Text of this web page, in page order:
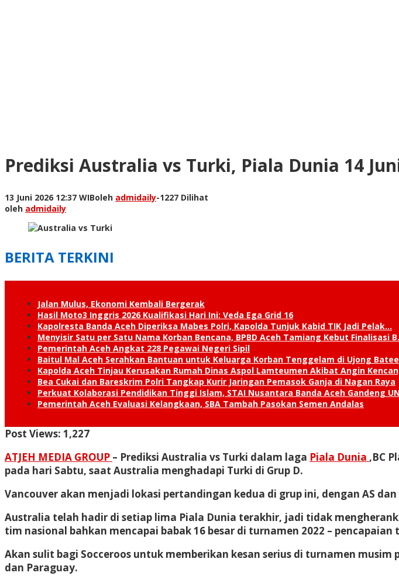
Prediksi Australia vs Turki, Piala Dunia 14
13 Juni 2026 12:37 WIBoleh admidaily-1227 Dilihat
oleh admidaily
BERITA TERKINI
Jalan Mulus, Ekonomi Kembali Bergerak
Hasil Moto3 Inggris 2026 Kualifikasi Hari Ini: Veda Ega Grid 16
Kapolresta Banda Aceh Diperiksa Mabes Polri, Kapolda Tunjuk Kabid TIK Jadi Pelak…
Menyisir Satu per Satu Nama Korban Bencana, BPBD Aceh Tamiang Kebut Finalisasi
Pemerintah Aceh Angkat 228 Pegawai Negeri Sipil
Baitul Mal Aceh Serahkan Bantuan untuk Keluarga Korban Tenggelam di Ujong Batee
Kapolda Aceh Tinjau Kerusakan Rumah Dinas Aspol Lamteumen Akibat Angin
Bea Cukai dan Bareskrim Polri Tangkap Kurir Jaringan Pemasok Ganja di Nagan Raya
Perkuat Kolaborasi Pendidikan Tinggi Islam, STAI Nusantara Banda Aceh Gandeng
Pemerintah Aceh Evaluasi Kelangkaan, SBA Tambah Pasokan Semen Andalas
Post Views: 1,227
ATJEH MEDIA GROUP – Prediksi Australia vs Turki dalam laga Piala Dunia ,BC
pada hari Sabtu, saat Australia menghadapi Turki di Grup D.
Vancouver akan menjadi lokasi pertandingan kedua di grup ini, dengan AS
Australia telah hadir di setiap lima Piala Dunia terakhir, jadi tidak
tim nasional bahkan mencapai babak 16 besar di turnamen 2022 –
Akan sulit bagi Socceroos untuk memberikan kesan serius di turnamen
dan Paraguay.